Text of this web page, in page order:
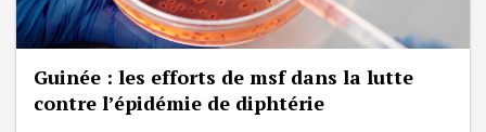
Guinée : les efforts de msf dans la lutte
contre l’épidémie de diphtérie